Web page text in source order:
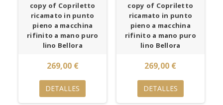
copy of Copriletto
ricamato in punto
pieno a macchina
rifinito a mano puro
lino Bellora
269,00 €
DETALLES
copy of Copriletto
ricamato in punto
pieno a macchina
rifinito a mano puro
lino Bellora
269,00 €
DETALLES